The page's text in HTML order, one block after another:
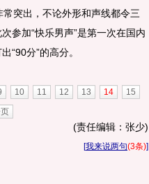
突出，不论外形和声线都令三
参加“快乐男声”是第一次在国内
“90分”的高分。
10 11 12 13 14
15
(责任编辑：张少)
[我来说两句(3条)]